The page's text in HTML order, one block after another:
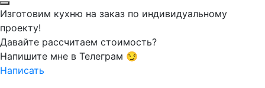
Изготовим кухню на заказ по индивидуальному
проекту!
Давайте рассчитаем стоимость?
Напишите мне в Телеграм 😏
Написать